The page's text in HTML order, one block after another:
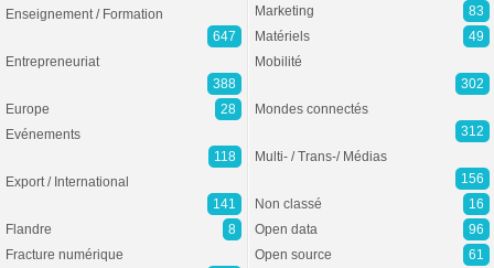
Enseignement / Formation
647
Entrepreneuriat
388
Europe
28
Evénements
118
Export / International
141
Flandre
8
Fracture numérique
Marketing
83
Matériels
49
Mobilité
302
Mondes connectés
312
Multi- / Trans-/ Médias
156
Non classé
16
Open data
96
Open source
61